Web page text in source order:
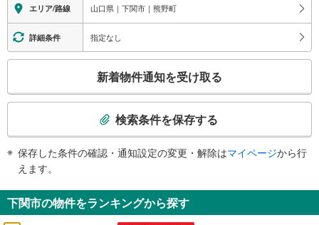
エリア/路線 山口県｜下関市｜熊野町
詳細条件 指定なし
検
知
を
新着物件通知を受け取る
検索条件を保存する
保存した条件の確認・通知設定の変更・解除はマイページから行
えます。
下関市の物件をランキングから探す